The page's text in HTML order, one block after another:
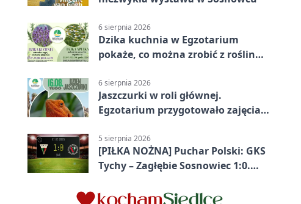
6 sierpnia 2026
Dzika kuchnia w Egzotarium
pokaże, co można zrobić z roślin
6 sierpnia 2026
Jaszczurki w roli głównej.
Egzotarium przygotowało zajęcia
5 sierpnia 2026
[PIŁKA NOŻNA] Puchar Polski: GKS
Tychy – Zagłębie Sosnowiec 1:0.
przed przerwą